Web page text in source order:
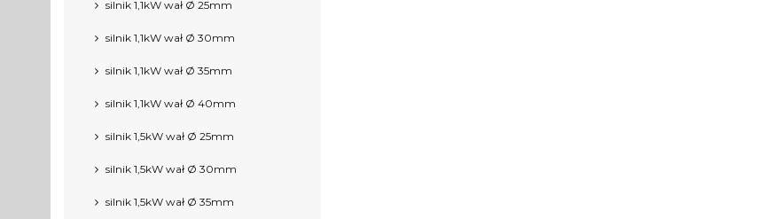
silnik 1,1kW wał Ø 25mm
silnik 1,1kW wał Ø 30mm
silnik 1,1kW wał Ø 35mm
silnik 1,1kW wał Ø 40mm
silnik 1,5kW wał Ø 25mm
silnik 1,5kW wał Ø 30mm
silnik 1,5kW wał Ø 35mm